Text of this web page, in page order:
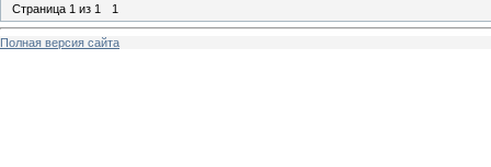
Страница 1 из 1 1
Полная версия сайта